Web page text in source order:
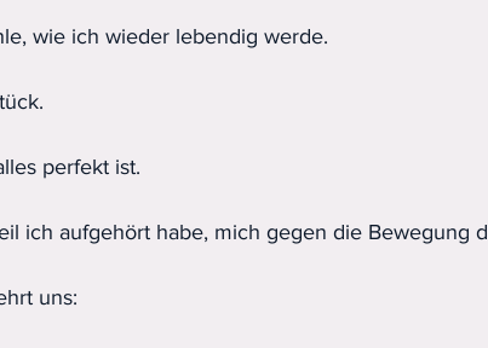
wie ich wieder lebendig werde.
perfekt ist.
ich aufgehört habe, mich gegen die Bewegung
uns: